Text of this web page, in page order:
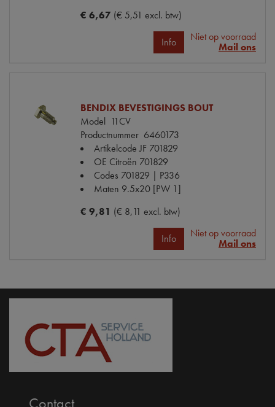
€ 6,67 (€ 5,51 excl. btw)
Info
Niet op voorraad
Mail ons
BENDIX BEVESTIGINGS BOUT
Model 11CV
Productnummer 6460173
Artikelcode JF 701829
OE Citroën 701829
Codes 701829 | P336
Maten 9.5x20 [PW 1]
€ 9,81 (€ 8,11 excl. btw)
Info
Niet op voorraad
Mail ons
Contact